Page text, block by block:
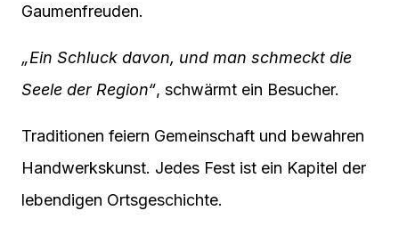
Gaumenfreuden.
„Ein Schluck davon, und man schmeckt die
Seele der Region“, schwärmt ein Besucher.
Traditionen feiern Gemeinschaft und bewahren
Handwerkskunst. Jedes Fest ist ein Kapitel der
lebendigen Ortsgeschichte.